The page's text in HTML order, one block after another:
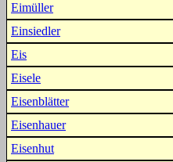
Eimüller
Einsiedler
Eis
Eisele
Eisenblätter
Eisenhauer
Eisenhut